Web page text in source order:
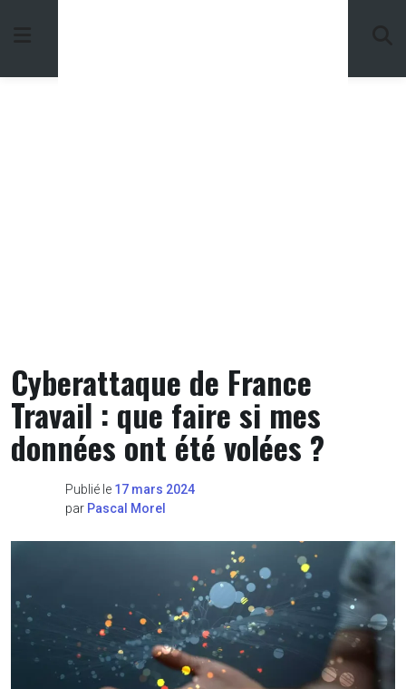
Cyberattaque de France
Travail : que faire si mes
données ont été volées ?
Publié le 17 mars 2024
par Pascal Morel